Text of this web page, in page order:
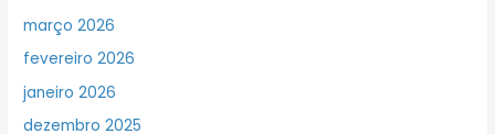
março 2026
fevereiro 2026
janeiro 2026
dezembro 2025